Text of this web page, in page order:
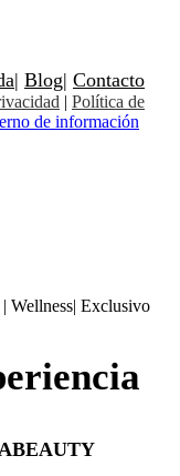
| Blog| Contacto
| Política de
de información
| Wellness| Exclusivo